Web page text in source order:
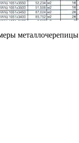
металлочерепицы